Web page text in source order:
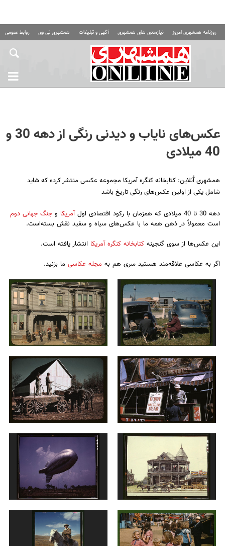
روزنامه همشهری امروز نیازمندی های همشهری آگهی و تبلیغات همشهری تی وی روابط عمومی
عکس‌های نایاب و دیدنی رنگی از دهه 30 و
40 میلادی
همشهری آْنلاین: کتابخانه کنگره آمریکا مجموعه عکسی منتشر کرده که شاید
شامل یکی از اولین عکس‌های رنگی تاریخ باشد
دهه 30 تا 40 میلادی که همزمان با رکود اقتصادی اول آمریکا و جنگ جهانی دوم
است معمولاً در ذهن همه ما با عکس‌های سیاه و سفید نقش بسته‌است.
این عکس‌ها از سوی گنجینه کتابخانه کنگره آمریکا انتشار یافته است.
اگر به عکاسی علاقه‌مند هستید سری هم به مجله عکاسی ما بزنید.